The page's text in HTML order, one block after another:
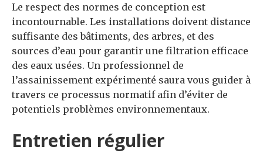
Le respect des normes de conception est
incontournable. Les installations doivent distance
suffisante des bâtiments, des arbres, et des
sources d’eau pour garantir une filtration efficace
des eaux usées. Un professionnel de
l’assainissement expérimenté saura vous guider à
travers ce processus normatif afin d’éviter de
potentiels problèmes environnementaux.
Entretien régulier